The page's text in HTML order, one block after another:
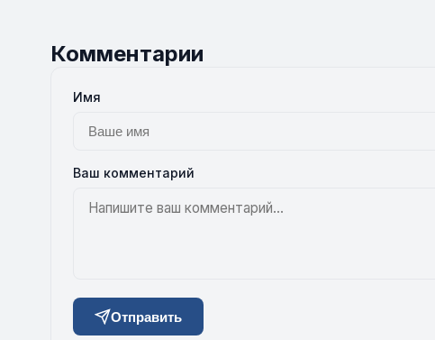
Комментарии
Имя
Ваш комментарий
Отправить